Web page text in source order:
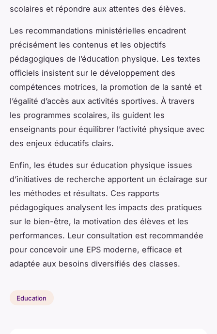
scolaires et répondre aux attentes des élèves.
Les recommandations ministérielles encadrent
précisément les contenus et les objectifs
pédagogiques de l’éducation physique. Les textes
officiels insistent sur le développement des
compétences motrices, la promotion de la santé et
l’égalité d’accès aux activités sportives. À travers
les programmes scolaires, ils guident les
enseignants pour équilibrer l’activité physique avec
des enjeux éducatifs clairs.
Enfin, les études sur éducation physique issues
d’initiatives de recherche apportent un éclairage sur
les méthodes et résultats. Ces rapports
pédagogiques analysent les impacts des pratiques
sur le bien-être, la motivation des élèves et les
performances. Leur consultation est recommandée
pour concevoir une EPS moderne, efficace et
adaptée aux besoins diversifiés des classes.
Education